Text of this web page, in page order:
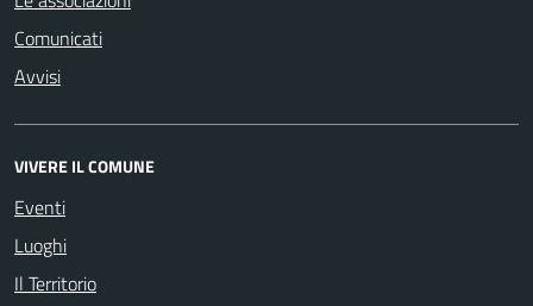
Comunicati
Avvisi
VIVERE IL COMUNE
Eventi
Luoghi
Il Territorio